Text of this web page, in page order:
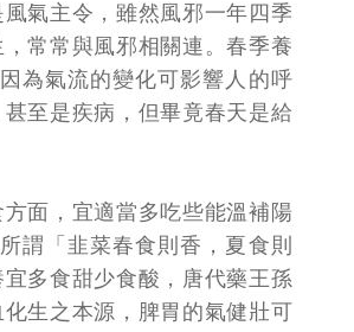
氣主令，雖然風邪一年四季
常常與風邪相關連。春季養
為氣流的變化可影響人的呼
至是疾病，但畢竟春天是給
面，宜適當多吃些能溫補陽
謂「韭菜春食則香，夏食則
多食甜少食酸，唐代藥王孫
生之本源，脾胃的氣健壯可